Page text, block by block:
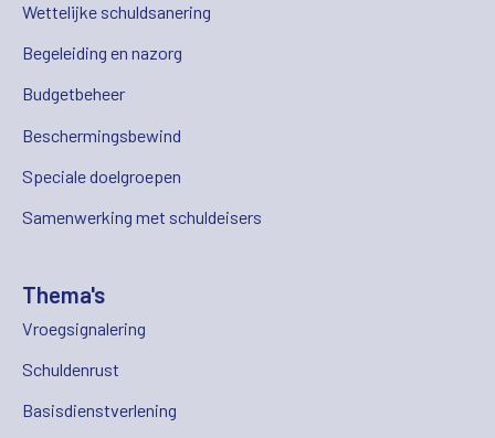
Wettelijke schuldsanering
Begeleiding en nazorg
Budgetbeheer
Beschermingsbewind
Speciale doelgroepen
Samenwerking met schuldeisers
Thema's
Vroegsignalering
Schuldenrust
Basisdienstverlening